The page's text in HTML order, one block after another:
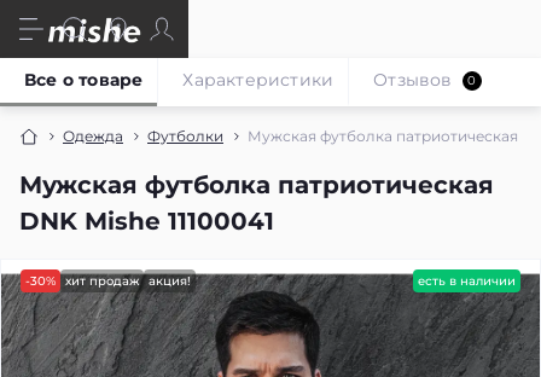
Одежда Футболки Мужская футболка патриотическая
Мужская футболка патриотическая
DNK Mishe 11100041
Все о товаре Характеристики Отзывов 0
-30% хит продаж акция! есть в наличии